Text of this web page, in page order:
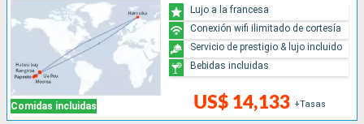
Comidas incluidas US$ 14,133 +Tasas
Lujo a la francesa
Conexión wifi ilimitado de cortesía
Servicio de prestigio & lujo incluido
Bebidas incluidas